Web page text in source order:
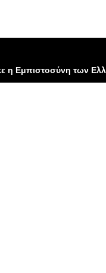
η Εμπιστοσύνη των